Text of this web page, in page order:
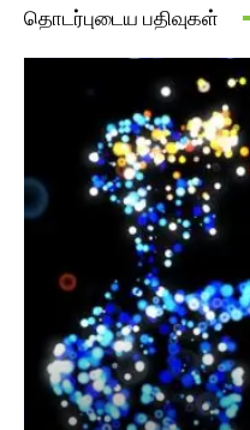
தொடர்புடைய பதிவுகள்